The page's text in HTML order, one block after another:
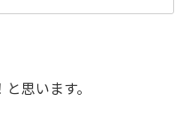
思います。